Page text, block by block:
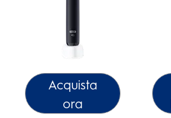
Acquista
ora